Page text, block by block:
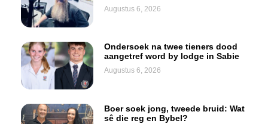
Augustus 6, 2026
Ondersoek na twee tieners dood
aangetref word by lodge in Sabie
Augustus 6, 2026
Boer soek jong, tweede bruid: Wat
sê die reg en Bybel?